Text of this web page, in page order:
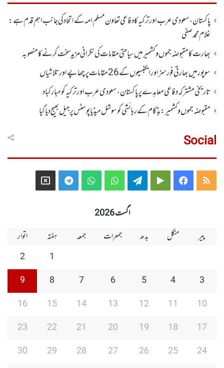
پاکستان، سعودی عرب اور ترکیہ کا دفاعی تعاون مسلم امہ کے اتحاد کی جانب اہم قدم ہے:
غلام محمد صفی
بھارت کا مقبوضہ جموں وکشمیر میں سیاحتی مقامات کی نگرانی مزید سخت کرنے کا منصوبہ
سوپور میں بھارتی فورسز اورایجنسیوں کے 26 مقامات پر چھاپے اورتلاشیاں
تاریخی مشترکہ دفاعی معاہدے پر پاکستان، سعودی عرب اور ترکیہ کومبارکباد
مقبوضہ جموں وکشمیر:بڈگام کے رہائشی کو سوشل میڈیا پوسٹس پر جیل بھیج دیا گیا
Social
RSS
Facebook
Google
Telegram
WhatsApp
WhatsApp
Telegram
X
اگست 2026
پیر
منگل بدھ جمعرات جمعہ ہفتہ
اتوار
1
2
3
4
5
6
7
8
9
10
11
12
13
14
15
16
17
18
19
20
21
22
23
24
25
26
27
28
29
30